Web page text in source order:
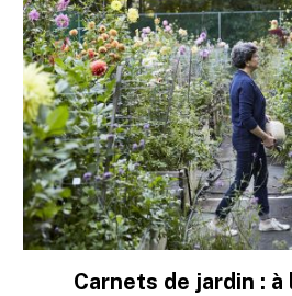
Carnets de jardin : à